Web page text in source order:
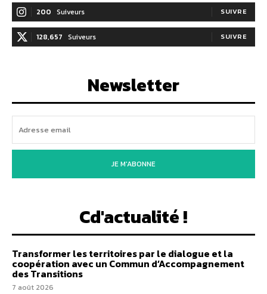
200 Suiveurs SUIVRE
128,657 Suiveurs SUIVRE
Newsletter
JE M'ABONNE
Cd'actualité !
Transformer les territoires par le dialogue et la
coopération avec un Commun d’Accompagnement
des Transitions
7 août 2026